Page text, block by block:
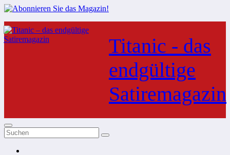
Zum
Inhalt
springen
Titanic - das
endgültige
Satiremagazin